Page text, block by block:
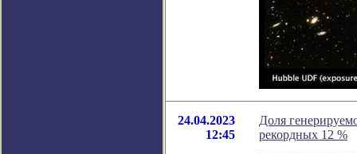
24.04.2023
12:45
Доля
рекордных 12 %